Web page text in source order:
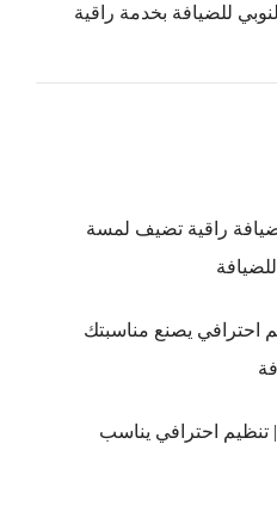
للضيافة بخدمة راقية
راقية تضيف لمسة
احترافي يصنع مناسبتك
تنظيم احترافي يناسب